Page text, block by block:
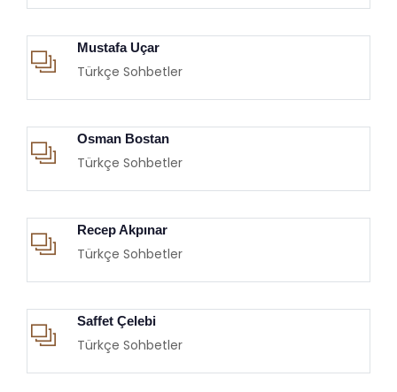
Mustafa Uçar
Türkçe Sohbetler
Osman Bostan
Türkçe Sohbetler
Recep Akpınar
Türkçe Sohbetler
Saffet Çelebi
Türkçe Sohbetler